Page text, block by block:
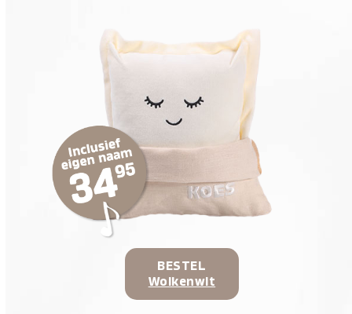
BESTEL
Wolkenwit